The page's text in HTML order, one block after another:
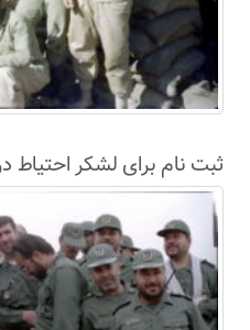
ثبت نام برای لشکر احتیاط